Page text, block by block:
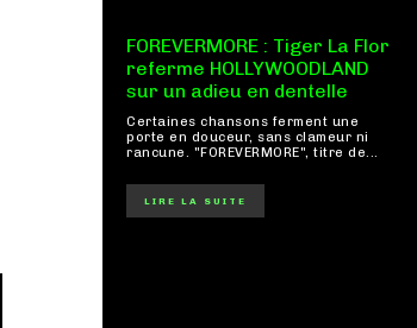
FOREVERMORE : Tiger La Flor
referme HOLLYWOODLAND
sur un adieu en dentelle
Certaines chansons ferment une
porte en douceur, sans clameur ni
rancune. "FOREVERMORE", titre de...
LIRE LA SUITE